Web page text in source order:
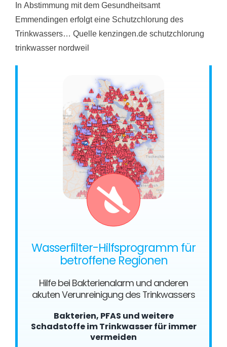
In Abstimmung mit dem Gesundheitsamt
Emmendingen erfolgt eine Schutzchlorung des
Trinkwassers… Quelle kenzingen.de schutzchlorung
trinkwasser nordweil
Wasserfilter-Hilfsprogramm für
betroffene Regionen
Hilfe bei Bakterienalarm und anderen
akuten Verunreinigung des Trinkwassers
Bakterien, PFAS und weitere
Schadstoffe im Trinkwasser für immer
vermeiden